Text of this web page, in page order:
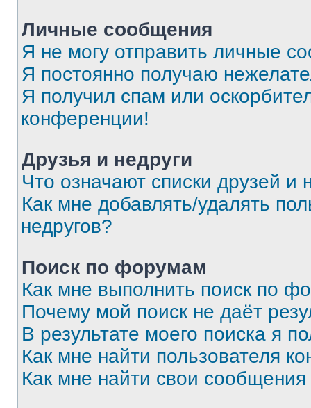
Личные сообщения
Я не могу отправить личные
Я постоянно получаю
Я получил спам или
конференции!
Друзья и недруги
Что означают списки друзей и
Как мне добавлять/удалять
недругов?
Поиск по форумам
Как мне выполнить поиск по
Почему мой поиск не даёт
В результате моего поиска я
Как мне найти пользователя
Как мне найти свои